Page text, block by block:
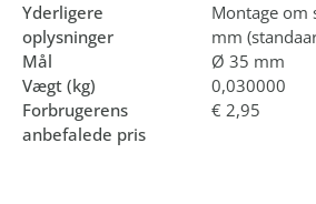
Yderligere
oplysninger
Montage
mm
Mål
Ø 35 mm
Vægt (kg)
0,030000
Forbrugerens
anbefalede pris
€ 2,95